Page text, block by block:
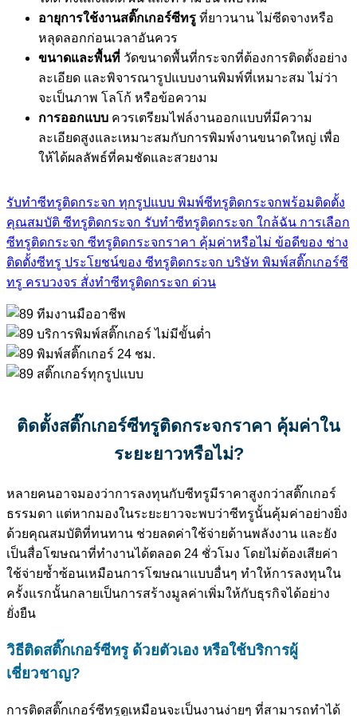
อายุการใช้งานสติ๊กเกอร์ซีทรู ที่ยาวนาน ไม่ซีดจางหรือ
หลุดลอกก่อนเวลาอันควร
ขนาดและพื้นที่ วัดขนาดพื้นที่กระจกที่ต้องการติดตั้งอย่าง
ละเอียด และพิจารณารูปแบบงานพิมพ์ที่เหมาะสม ไม่ว่า
จะเป็นภาพ โลโก้ หรือข้อความ
การออกแบบ ควรเตรียมไฟล์งานออกแบบที่มีความ
ละเอียดสูงและเหมาะสมกับการพิมพ์งานขนาดใหญ่ เพื่อ
ให้ได้ผลลัพธ์ที่คมชัดและสวยงาม
รับทำซีทรูติดกระจก ทุกรูปแบบ พิมพ์ซีทรูติดกระจกพร้อมติดตั้ง
คุณสมบัติ ซีทรูติดกระจก รับทำซีทรูติดกระจก ใกล้ฉัน การเลือก
ซีทรูติดกระจก ซีทรูติดกระจกราคา คุ้มค่าหรือไม่ ข้อดีของ ช่าง
ติดตั้งซีทรู ประโยชน์ของ ซีทรูติดกระจก บริษัท พิมพ์สติ๊กเกอร์ซี
ทรู ครบวงจร สั่งทำซีทรูติดกระจก ด่วน
ติดตั้งสติ๊กเกอร์ซีทรูติดกระจกราคา คุ้มค่าใน
ระยะยาวหรือไม่?
หลายคนอาจมองว่าการลงทุนกับซีทรูมีราคาสูงกว่าสติ๊กเกอร์
ธรรมดา แต่หากมองในระยะยาวจะพบว่าซีทรูนั้นคุ้มค่าอย่างยิ่ง
ด้วยคุณสมบัติที่ทนทาน ช่วยลดค่าใช้จ่ายด้านพลังงาน และยัง
เป็นสื่อโฆษณาที่ทำงานได้ตลอด 24 ชั่วโมง โดยไม่ต้องเสียค่า
ใช้จ่ายซ้ำซ้อนเหมือนการโฆษณาแบบอื่นๆ ทำให้การลงทุนใน
ครั้งแรกนั้นกลายเป็นการสร้างมูลค่าเพิ่มให้กับธุรกิจได้อย่าง
ยั่งยืน
วิธีติดสติ๊กเกอร์ซีทรู ด้วยตัวเอง หรือใช้บริการผู้
เชี่ยวชาญ?
การติดสติ๊กเกอร์ซีทรูดูเหมือนจะเป็นงานง่ายๆ ที่สามารถทำได้